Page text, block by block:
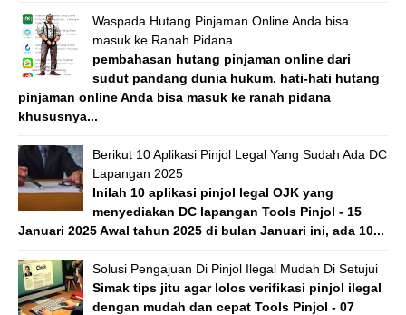
Waspada Hutang Pinjaman Online Anda bisa
masuk ke Ranah Pidana
pembahasan hutang pinjaman online dari
sudut pandang dunia hukum. hati-hati hutang
pinjaman online Anda bisa masuk ke ranah pidana
khususnya...
Berikut 10 Aplikasi Pinjol Legal Yang Sudah Ada DC
Lapangan 2025
Inilah 10 aplikasi pinjol legal OJK yang
menyediakan DC lapangan Tools Pinjol - 15
Januari 2025 Awal tahun 2025 di bulan Januari ini, ada 10...
Solusi Pengajuan Di Pinjol Ilegal Mudah Di Setujui
Simak tips jitu agar lolos verifikasi pinjol ilegal
dengan mudah dan cepat Tools Pinjol - 07